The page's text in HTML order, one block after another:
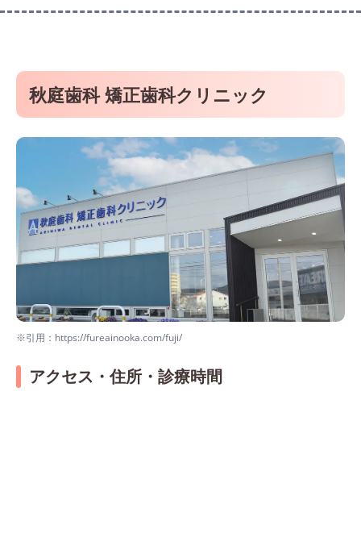
秋庭歯科 矯正歯科クリニック
※引用：https://fureainooka.com/fuji/
アクセス・住所・診療時間